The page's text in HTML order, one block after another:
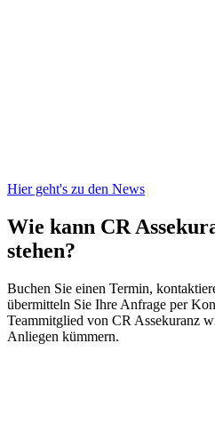
Hier geht's zu den News
Wie kann CR
stehen?
Buchen Sie einen Termin,
übermitteln Sie Ihre Anfrage per
Teammitglied von CR Assekuranz
Anliegen kümmern.